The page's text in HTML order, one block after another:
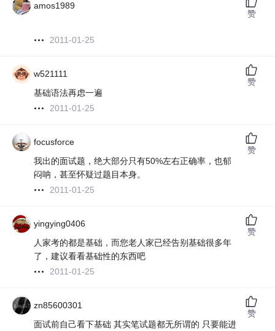
amos1989
2011-01-25
赞
w521111
基础语法再虑一遍
2011-01-25
赞
focusforce
我出的面试题，绝大部分只有50%左右正确率，也郁
闷呐，甚至怀疑过题目本身。
2011-01-25
赞
yingying0406
人家考的都是基础，而您老人家已经告别基础很多年
了，建议看看基础性的东西吧
2011-01-25
赞
zn85600301
面试前自己看下基础 其实笔试题都无所谓的 只要能进
赞